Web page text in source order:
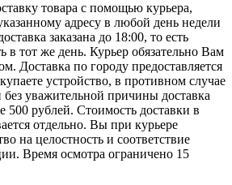
товара с помощью курьера,
адресу в любой день недели
заказана до 18:00, то есть
в тот же день. Курьер обязательно Вам
Доставка по городу предоставляется
устройство, в противном случае
без уважительной причины доставка
500 рублей. Стоимость доставки в
отдельно. Вы при курьере
на целостность и соответствие
Время осмотра ограничено 15